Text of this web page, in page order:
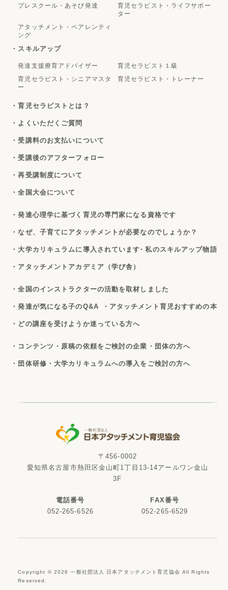
プレスクール・あそび発達
育児セラピスト・ライフサポー
ター
アタッチメント・ペアレンティ
ング
・スキルアップ
発達支援療育アドバイザー
育児セラピスト１級
育児セラピスト・シニアマスタ
ー
育児セラピスト・トレーナー
・育児セラピストとは？
・よくいただくご質問
・受講料のお支払いについて
・受講後のアフターフォロー
・再受講制度について
・全国大会について
・発達心理学に基づく育児の専門家になる資格です
・なぜ、子育てにアタッチメントが必要なのでしょうか？
・大学カリキュラムに導入されています・私のスキルアップ物語
・アタッチメントアカデミア（学び舎）
・全国のインストラクターの活動を取材しました
・発達が気になる子のQ&A ・アタッチメント育児おすすめの本
・どの講座を受けようか迷っている方へ
・コンテンツ・原稿の依頼をご検討の企業・団体の方へ
・団体研修・大学カリキュラムへの導入をご検討の方へ
〒456-0002
愛知県名古屋市熱田区金山町1丁目13-14アールワン金山
3F
電話番号
052-265-6526
FAX番号
052-265-6529
Copyright © 2026 一般社団法人 日本アタッチメント育児協会 All Rights
Reserved.